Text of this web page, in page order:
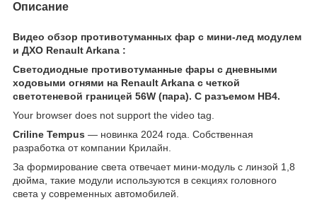
Описание
Видео обзор противотуманных фар c мини-лед модулем
и ДХО Renault Arkana :
Светодиодные противотуманные фары с дневными
ходовыми огнями на Renault Arkana с четкой
светотеневой границей 56W (пара). С разъемом HB4.
Your browser does not support the video tag.
Criline Tempus — новинка 2024 года. Собственная
разработка от компании Крилайн.
За формирование света отвечает мини-модуль с линзой 1,8
дюйма, такие модули используются в секциях головного
света у современных автомобилей.